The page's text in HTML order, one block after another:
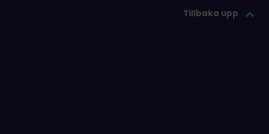
Tillbaka upp